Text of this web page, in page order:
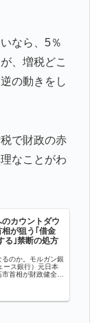
周囲が騒然！！
本びいき』に
本の普通のテ
いたと話題に
なら、5％
、増税どこ
の動きをし
で財政の赤
なことがわ
のカウントダウ
が狙う｢借金
る｣禁断の処方
のか。モルガン銀
ース銀行）元日本
首相が財政健全化